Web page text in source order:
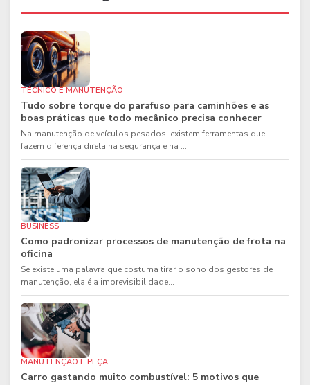
TÉCNICO E MANUTENÇÃO
Tudo sobre torque do parafuso para caminhões e as
boas práticas que todo mecânico precisa conhecer
Na manutenção de veículos pesados, existem ferramentas que
fazem diferença direta na segurança e na ...
BUSINESS
Como padronizar processos de manutenção de frota na
oficina
Se existe uma palavra que costuma tirar o sono dos gestores de
manutenção, ela é a imprevisibilidade...
MANUTENÇÃO E PEÇA
Carro gastando muito combustível: 5 motivos que